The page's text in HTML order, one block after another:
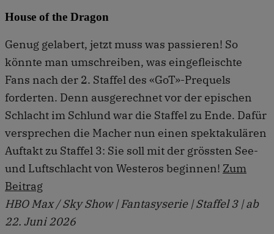
House of the Dragon
Genug gelabert, jetzt muss was passieren! So
könnte man umschreiben, was eingefleischte
Fans nach der 2. Staffel des «GoT»-Prequels
forderten. Denn ausgerechnet vor der epischen
Schlacht im Schlund war die Staffel zu Ende. Dafür
versprechen die Macher nun einen spektakulären
Auftakt zu Staffel 3: Sie soll mit der grössten See-
und Luftschlacht von Westeros beginnen! Zum
Beitrag
HBO Max / Sky Show | Fantasyserie | Staffel 3 | ab
22. Juni 2026